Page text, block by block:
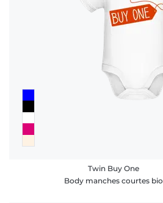
Twin Buy One
Body manches courtes bio